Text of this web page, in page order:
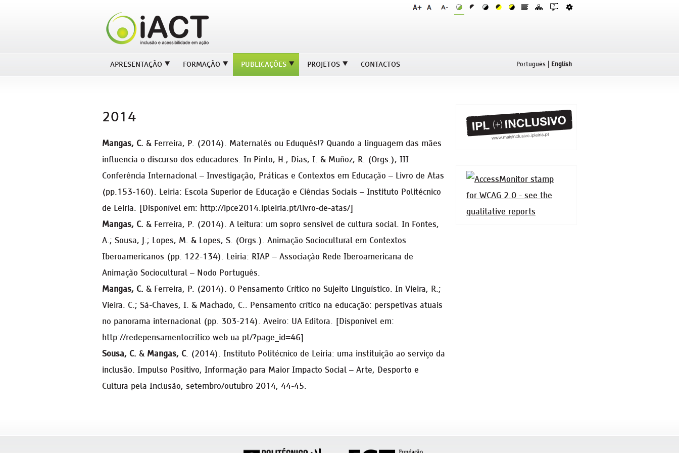
APRESENTAÇÃO FORMAÇÃO PUBLICAÇÕES PROJETOS CONTACTOS Português English
2014
Mangas, C. & Ferreira, P. (2014). Maternalês ou Eduquês!? Quando a linguagem das mães
influencia o discurso dos educadores. In Pinto, H.; Dias, I. & Muñoz, R. (Orgs.), III
Conferência Internacional – Investigação, Práticas e Contextos em Educação – Livro de Atas
(pp.153-160). Leiria: Escola Superior de Educação e Ciências Sociais – Instituto Politécnico
de Leiria. [Disponível em: http://ipce2014.ipleiria.pt/livro-de-atas/]
Mangas, C. & Ferreira, P. (2014). A leitura: um sopro sensível de cultura social. In Fontes,
A.; Sousa, J.; Lopes, M. & Lopes, S. (Orgs.). Animação Sociocultural em Contextos
Iberoamericanos (pp. 122-134). Leiria: RIAP – Associação Rede Iberoamericana de
Animação Sociocultural – Nodo Português.
Mangas, C. & Ferreira, P. (2014). O Pensamento Crítico no Sujeito Linguístico. In Vieira, R.;
Vieira. C.; Sá-Chaves, I. & Machado, C.. Pensamento crítico na educação: perspetivas atuais
no panorama internacional (pp. 303-214). Aveiro: UA Editora. [Disponível em:
http://redepensamentocritico.web.ua.pt/?page_id=46]
Sousa, C. & Mangas, C. (2014). Instituto Politécnico de Leiria: uma instituição ao serviço da
inclusão. Impulso Positivo, Informação para Maior Impacto Social – Arte, Desporto e
Cultura pela Inclusão, setembro/outubro 2014, 44-45.